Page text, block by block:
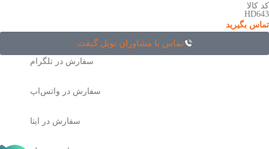
کد کالا
HD643
تماس بگیرید
تماس با مشاوران نوبل گیفت
سفارش در تلگرام
سفارش در واتس‌اپ
سفارش در ایتا